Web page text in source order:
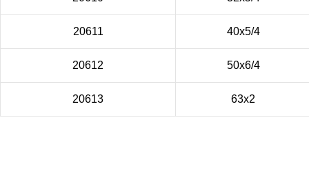
20611 40х5/4
20612 50х6/4
20613 63х2